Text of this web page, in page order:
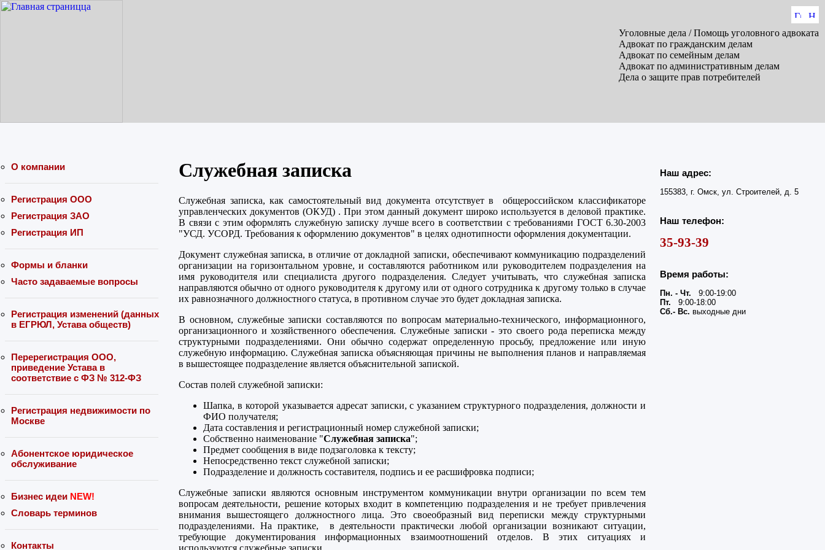
Уголовные дела / Помощь уголовного адвоката
Адвокат по гражданским делам
Адвокат по семейным делам
Адвокат по административным делам
Дела о защите прав потребителей
О компании
Регистрация ООО
Регистрация ЗАО
Регистрация ИП
Формы и бланки
Часто задаваемые вопросы
Регистрация изменений (данных
в ЕГРЮЛ, Устава обществ)
Перерегистрация ООО,
приведение Устава в
соответствие с ФЗ № 312-ФЗ
Регистрация недвижимости по
Москве
Абонентское юридическое
обслуживание
Бизнес идеи NEW!
Словарь терминов
Контакты
Служебная записка
Служебная записка, как самостоятельный вид документа отсутствует в общероссийском классификаторе
управленческих документов (ОКУД) . При этом данный документ широко используется в деловой практике.
В связи с этим оформлять служебную записку лучше всего в соответствии с требованиями ГОСТ 6.30-2003
"УСД. УСОРД. Требования к оформлению документов" в целях однотипности оформления документации.
Документ служебная записка, в отличие от докладной записки, обеспечивают коммуникацию подразделений
организации на горизонтальном уровне, и составляются работником или руководителем подразделения на
имя руководителя или специалиста другого подразделения. Следует учитывать, что служебная записка
направляются обычно от одного руководителя к другому или от одного сотрудника к другому только в случае
их равнозначного должностного статуса, в противном случае это будет докладная записка.
В основном, служебные записки составляются по вопросам материально-технического, информационного,
организационного и хозяйственного обеспечения. Служебные записки - это своего рода переписка между
структурными подразделениями. Они обычно содержат определенную просьбу, предложение или иную
служебную информацию. Служебная записка объясняющая причины не выполнения планов и направляемая
в вышестоящее подразделение является объяснительной запиской.
Состав полей служебной записки:
Шапка, в которой указывается адресат записки, с указанием структурного подразделения, должности и
ФИО получателя;
Дата составления и регистрационный номер служебной записки;
Собственно наименование "Служебная записка";
Предмет сообщения в виде подзаголовка к тексту;
Непосредственно текст служебной записки;
Подразделение и должность составителя, подпись и ее расшифровка подписи;
Служебные записки являются основным инструментом коммуникации внутри организации по всем тем
вопросам деятельности, решение которых входит в компетенцию подразделения и не требует привлечения
внимания вышестоящего должностного лица. Это своеобразный вид переписки между структурными
подразделениями. На практике, в деятельности практически любой организации возникают ситуации,
требующие документирования информационных взаимоотношений отделов. В этих ситуациях и
используются служебные записки.
Наш адрес:
155383, г. Омск, ул. Строителей, д. 5
Наш телефон:
35-93-39
Время работы:
Пн. - Чт. 9:00-19:00
Пт. 9:00-18:00
Сб.- Вс. выходные дни